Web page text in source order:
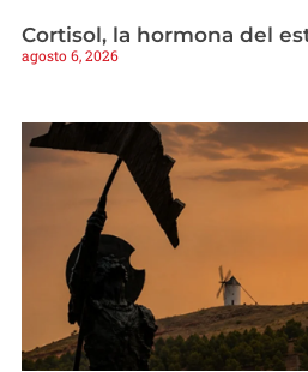
Cortisol, la hormona del
agosto 6, 2026